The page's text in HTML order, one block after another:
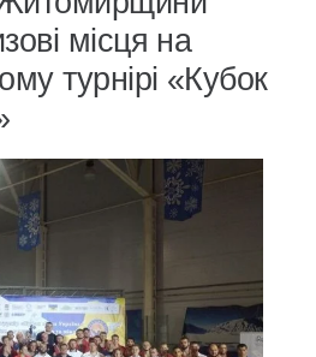
місця на
турнірі «Кубок